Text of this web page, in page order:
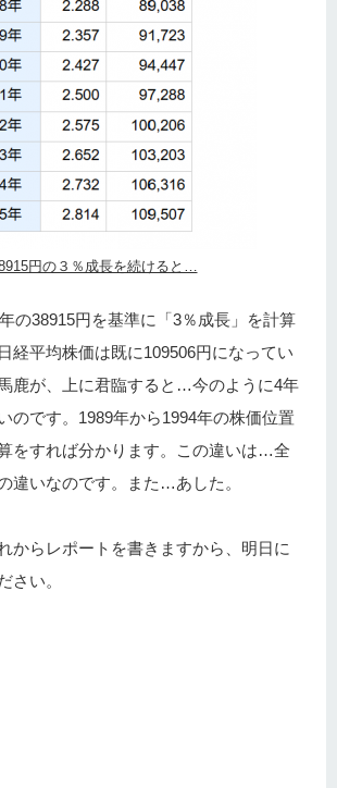
円の３％成長を続けると…
の38915円を基準に「3％成長」を計算
経平均株価は既に109506円になってい
鹿が、上に君臨すると…今のように4年
のです。1989年から1994年の株価位置
をすれば分かります。この違いは…全
違いなのです。また…あした。
からレポートを書きますから、明日に
さい。